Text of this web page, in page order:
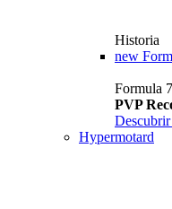
Historia
new
Formula
PVP
Descubrir
Hypermotard